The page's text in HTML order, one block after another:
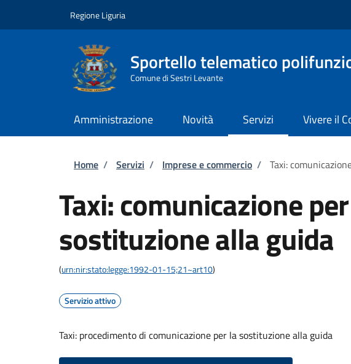
Regione Liguria
Sportello telematico
Comune di Sestri Levante
Amministrazione Novità Servizi Vivere il
Briciole di pane
Home / Servizi / Imprese e commercio / Taxi:
Taxi: comunicazione
sostituzione alla guida
(urn:nir:stato:legge:1992-01-15;21~art10)
Servizio attivo
Taxi: procedimento di comunicazione per la sostituzione alla guida